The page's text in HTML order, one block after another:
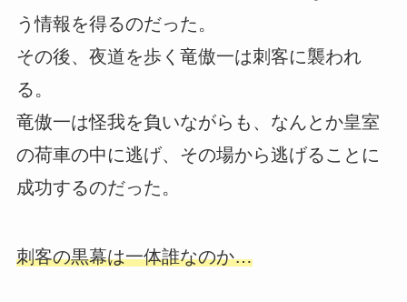
う情報を得るのだった。
その後、夜道を歩く竜傲一は刺客に襲われ
る。
竜傲一は怪我を負いながらも、なんとか皇室
の荷車の中に逃げ、その場から逃げることに
成功するのだった。
刺客の黒幕は一体誰なのか…